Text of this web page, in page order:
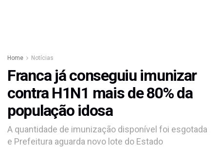
Home Notícias
Franca já conseguiu imunizar
contra H1N1 mais de 80% da
população idosa
A quantidade de imunização disponível foi esgotada
e Prefeitura aguarda novo lote do Estado